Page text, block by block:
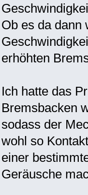
Ob es da dann
erhöhten
Ich hatte das
Bremsbacken
sodass der
wohl so
einer
Geräusche